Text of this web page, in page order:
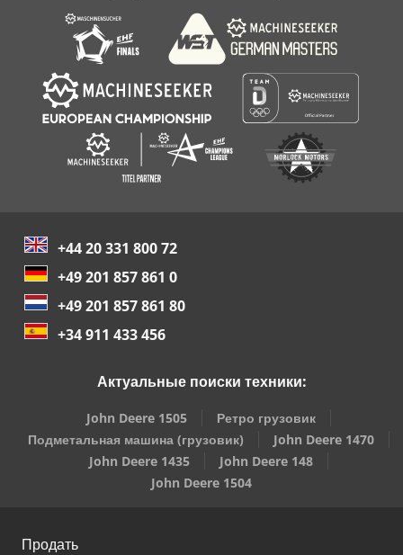
+44 20 331 800 72
+49 201 857 861 0
+49 201 857 861 80
+34 911 433 456
Актуальные поиски техники:
John Deere 1505
Ретро грузовик
Подметальная машина (грузовик)
John Deere 1470
John Deere 1435
John Deere 148
John Deere 1504
Продать